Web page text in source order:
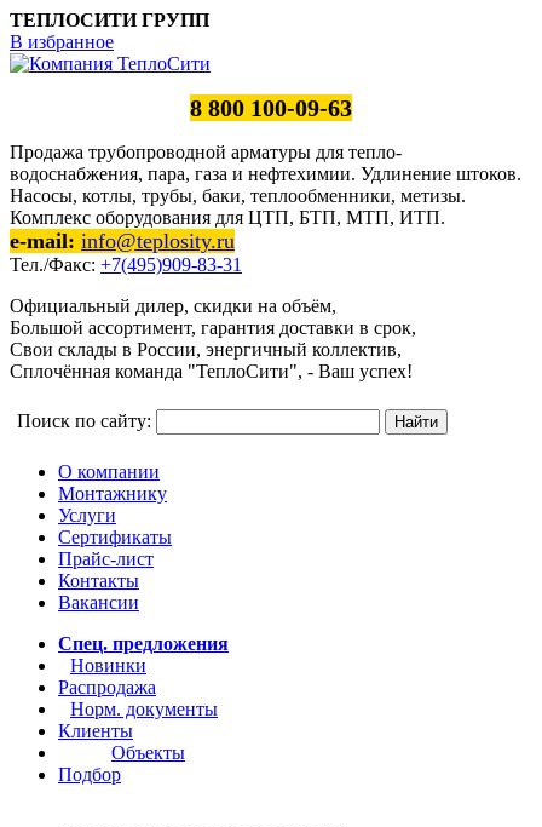
ТЕПЛОСИТИ ГРУПП
В избранное
8 800 100-09-63
Продажа трубопроводной арматуры для тепло-
водоснабжения, пара, газа и нефтехимии. Удлинение штоков.
Насосы, котлы, трубы, баки, теплообменники, метизы.
Комплекс оборудования для ЦТП, БТП, МТП, ИТП.
e-mail: info@teplosity.ru
Тел./Факс: +7(495)909-83-31
Официальный дилер, скидки на объём,
Большой ассортимент, гарантия доставки в срок,
Свои склады в России, энергичный коллектив,
Сплочённая команда "ТеплоСити", - Ваш успех!
Поиск по сайту:
О компании
Монтажнику
Услуги
Сертификаты
Прайс-лист
Контакты
Вакансии
Спец. предложения
Новинки
Распродажа
Норм. документы
Клиенты
Объекты
Подбор